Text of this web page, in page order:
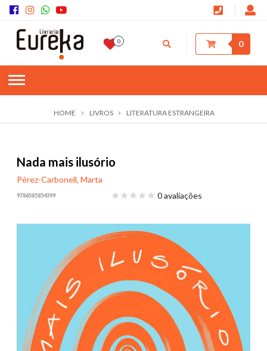
0 0
HOME LIVROS LITERATURA ESTRANGEIRA
Nada mais ilusório
Pérez-Carbonell, Marta
9786585854399 0 avaliações